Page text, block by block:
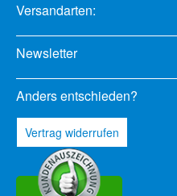
Versandarten:
Newsletter
Anders entschieden?
Vertrag widerrufen